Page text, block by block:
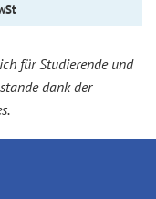
für Studierende und
dank der